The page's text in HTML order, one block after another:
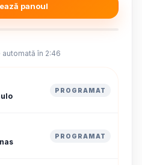
panoul
automată în 2:46
PROGRAMAT
PROGRAMAT